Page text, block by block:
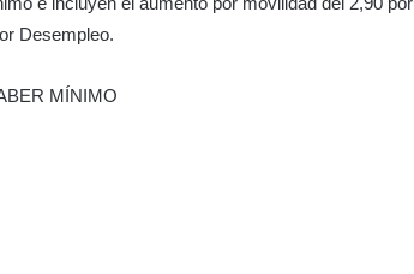
Desempleo.
MÍNIMO